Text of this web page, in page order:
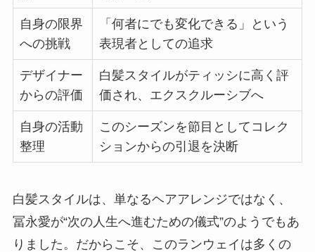
自身の限界
への挑戦
「何者にでも変化できる」という
表現者としての追求
デザイナー
からの評価
白髪スタイルがティッシに高く評
価され、エクスクルーシブへ
自身の活動
整理
このシーズンを節目としてコレク
ションからの引退を決断
白髪スタイルは、単なるヘアアレンジではなく、
冨永愛が“次の人生へ進むための儀式”のようでもあ
りました。だからこそ、このランウェイは多くの